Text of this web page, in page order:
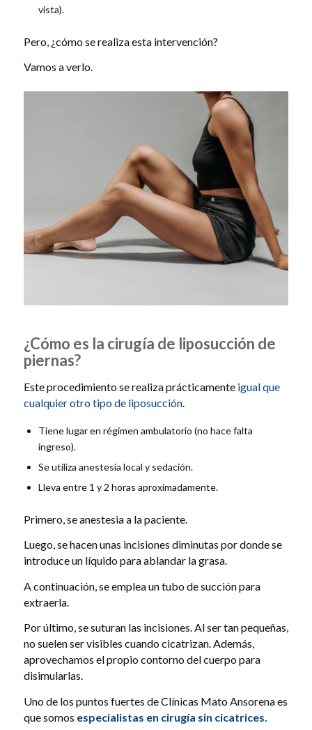
vista).
Pero, ¿cómo se realiza esta intervención?
Vamos a verlo.
¿Cómo es la cirugía de liposucción de
piernas?
Este procedimiento se realiza prácticamente igual que
cualquier otro tipo de liposucción.
Tiene lugar en régimen ambulatorio (no hace falta
ingreso).
Se utiliza anestesia local y sedación.
Lleva entre 1 y 2 horas aproximadamente.
Primero, se anestesia a la paciente.
Luego, se hacen unas incisiones diminutas por donde se
introduce un líquido para ablandar la grasa.
A continuación, se emplea un tubo de succión para
extraerla.
Por último, se suturan las incisiones. Al ser tan pequeñas,
no suelen ser visibles cuando cicatrizan. Además,
aprovechamos el propio contorno del cuerpo para
disimularlas.
Uno de los puntos fuertes de Clínicas Mato Ansorena es
que somos especialistas en cirugía sin cicatrices.